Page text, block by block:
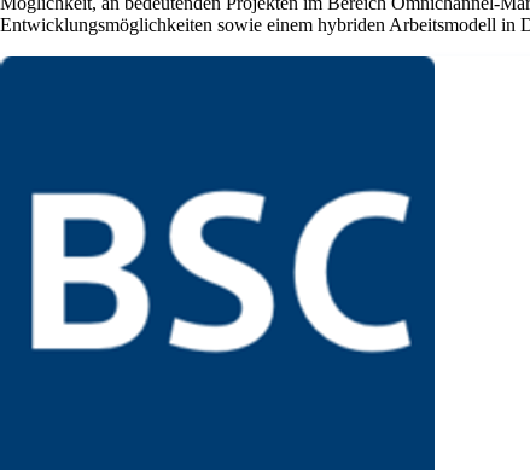
Entwicklungsmöglichkeiten sowie einem hybriden Arbeitsmodell in